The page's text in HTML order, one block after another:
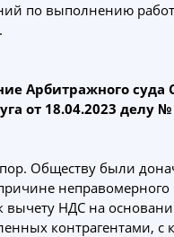
по выполнению
Арбитражного суда
от 18.04.2023 делу
Обществу были
неправомерного
вычету НДС на
контрагентами, с